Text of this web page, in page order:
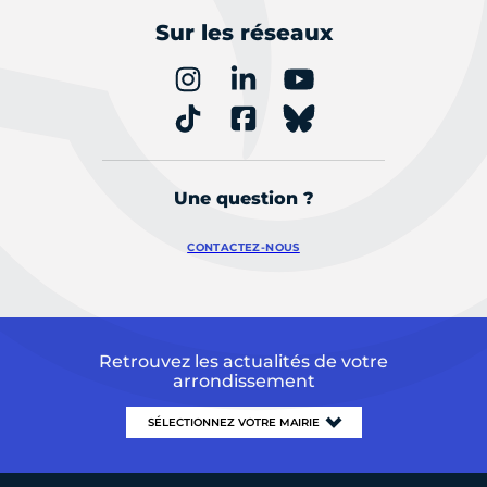
Sur les réseaux
Une question ?
CONTACTEZ-NOUS
Retrouvez les actualités de votre
arrondissement